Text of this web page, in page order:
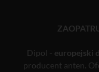
Dipol - europejski
producent anten.